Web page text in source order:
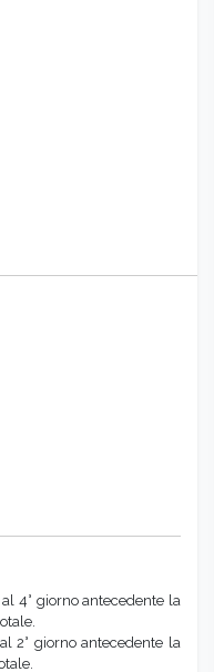
al 4° giorno antecedente la
2° giorno antecedente la